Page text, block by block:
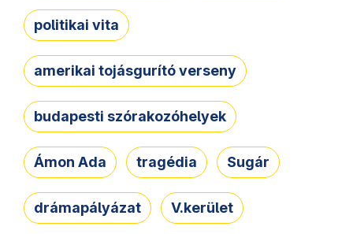
politikai vita
amerikai tojásgurító verseny
budapesti szórakozóhelyek
Ámon Ada tragédia Sugár
drámapályázat V.kerület